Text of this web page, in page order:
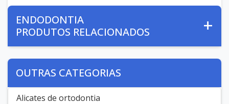
ENDODONTIA
PRODUTOS RELACIONADOS
OUTRAS CATEGORIAS
Alicates de ortodontia